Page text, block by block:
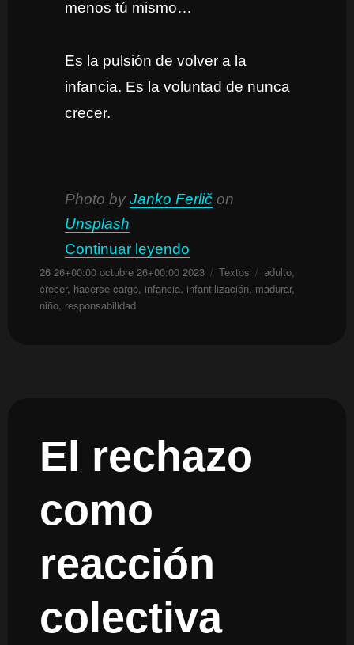
menos tú mismo…
Es la pulsión de volver a la
infancia. Es la voluntad de nunca
crecer.
Photo byJanko Ferlič on
Unsplash
Continuar leyendo
Publicado
el
26 26+00:00 octubre 26+00:00 2023 Categorías
Textos Etiquetas
adulto,
crecer, hacerse cargo, infancia, infantilización, madurar,
niño, responsabilidad
El rechazo
como
reacción
colectiva